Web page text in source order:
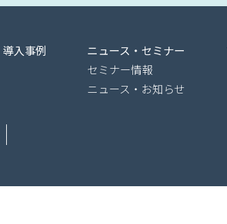
導入事例
ニュース・セミナー
セミナー情報
ニュース・お知らせ